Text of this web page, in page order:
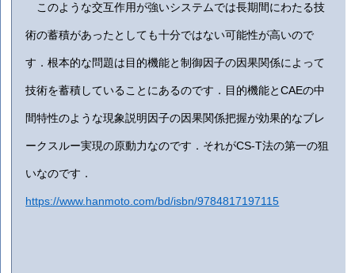
このような交互作用が強いシステムでは長期間にわたる技
術の蓄積があったとしても十分ではない可能性が高いので
す．根本的な問題は目的機能と制御因子の因果関係によって
技術を蓄積していることにあるのです．目的機能とCAEの中
間特性のような現象説明因子の因果関係把握が効果的なブレ
ークスルー実現の原動力なのです．それがCS-T法の第一の狙
いなのです．
https://www.hanmoto.com/bd/isbn/9784817197115